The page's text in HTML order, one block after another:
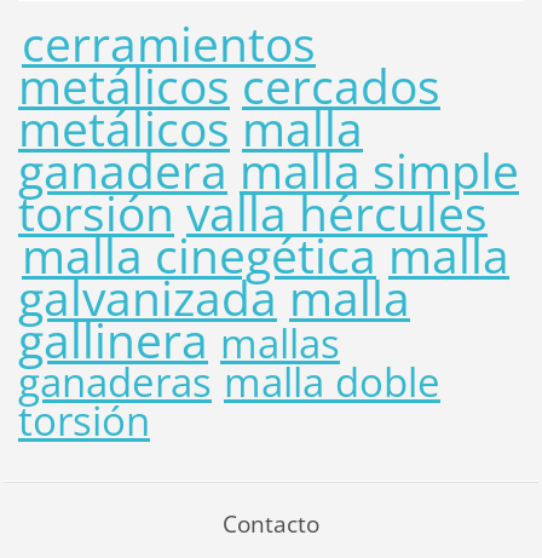
cerramientos
metálicoscercados
metálicosmalla
ganadera malla simple
torsiónvalla hércules
malla cinegéticamalla
galvanizadamalla
gallinera mallas
ganaderas malla doble
torsión
Contacto